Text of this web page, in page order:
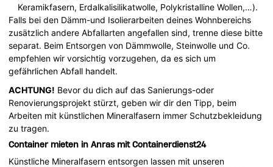
Keramikfasern, Erdalkalisilikatwolle, Polykristalline Wollen,…).
Falls bei den Dämm-und Isolierarbeiten deines Wohnbereichs
zusätzlich andere Abfallarten angefallen sind, trenne diese bitte
separat. Beim Entsorgen von Dämmwolle, Steinwolle und Co.
empfehlen wir vorsichtig vorzugehen, da es sich um
gefährlichen Abfall handelt.
ACHTUNG! Bevor du dich auf das Sanierungs-oder
Renovierungsprojekt stürzt, geben wir dir den Tipp, beim
Arbeiten mit künstlichen Mineralfasern immer Schutzbekleidung
zu tragen.
Container mieten in Anras mit Containerdienst24
Künstliche Mineralfasern entsorgen lassen mit unseren